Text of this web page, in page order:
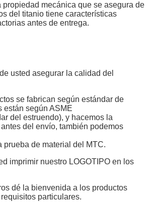
propiedad mecánica que se asegura de
del titanio tiene características
antes de entrega.
usted asegurar la calidad del
se fabrican según estándar de
están según ASME
del estruendo), y hacemos la
del envío, también podemos
prueba de material del MTC.
imprimir nuestro LOGOTIPO en los
dé la bienvenida a los productos
particulares.